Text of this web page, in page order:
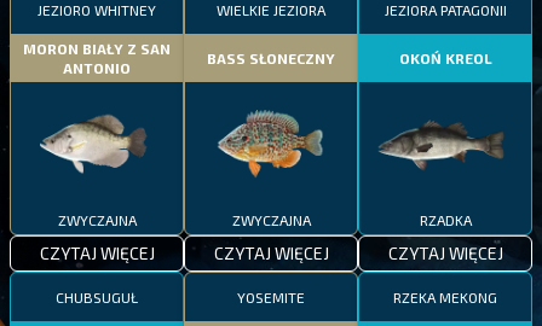
JEZIORO WHITNEY
MORON BIAŁY Z SAN
ANTONIO
ZWYCZAJNA
CZYTAJ WIĘCEJ
WIELKIE JEZIORA
BASS SŁONECZNY
ZWYCZAJNA
CZYTAJ WIĘCEJ
JEZIORA PATAGONII
OKOŃ KREOL
RZADKA
CZYTAJ WIĘCEJ
CHUBSUGUŁ YOSEMITE RZEKA MEKONG